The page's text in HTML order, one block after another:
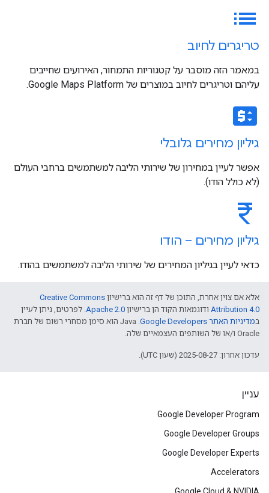
list
טריגרים לחיוב
במאמר הזה מוסבר על קטגוריות התמחור, האירועים שחייבים
עליהם וטריגרים לחיוב במוצרים של Google Maps Platform.
price_change
גיליון מחירים גלובלי
אפשר לעיין במחירון של שירותי הליבה למשתמשים ברחבי העולם
(לא כולל הודו).
currency_rupee
גיליון מחירים – הודו
כדאי לעיין בגיליון המחירים של שירותי הליבה למשתמשים בהודו.
אלא אם צוין אחרת, התוכן של דף זה הוא ברישיון Creative Commons
Attribution 4.0 ודוגמאות הקוד הן ברישיון Apache 2.0. לפרטים, ניתן לעיין
במדיניות האתר Google Developers‏
.‏ Java הוא סימן מסחרי רשום של חברת
Oracle ו/או של השותפים העצמאיים שלה.
עדכון אחרון: 2025-08-27 (שעון UTC).
עניין
Google Developer Program
Google Developer Groups
Google Developer Experts
Accelerators